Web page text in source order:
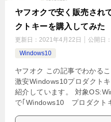
ヤフオクで安く販売され
クトキーを購入してみた
更新日： 2021年4月22日 公開日：
Windows10
ヤフオク この記事でわかる
激安Windows10プロダクト
紹介しています。 対象
で｢Windows10 プロダクト